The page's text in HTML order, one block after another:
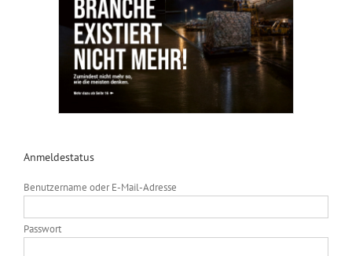
Anmeldestatus
Benutzername oder E-Mail-Adresse
Passwort